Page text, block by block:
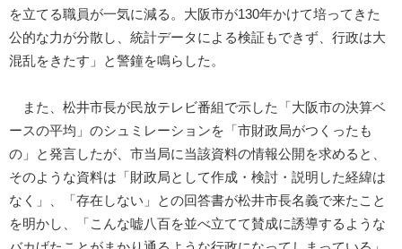
を立てる職員が一気に減る。大阪市が130年かけて培ってきた
公的な力が分散し、統計データによる検証もできず、行政は大
混乱をきたす」と警鐘を鳴らした。
また、松井市長が民放テレビ番組で示した「大阪市の決算ベ
ースの平均」のシュミレーションを「市財政局がつくったも
の」と発言したが、市当局に当該資料の情報公開を求めると、
そのような資料は「財政局として作成・検討・説明した経緯は
なく」、「存在しない」との回答書が松井市長名義で来たこと
を明かし、「こんな嘘八百を並べ立てて賛成に誘導するような